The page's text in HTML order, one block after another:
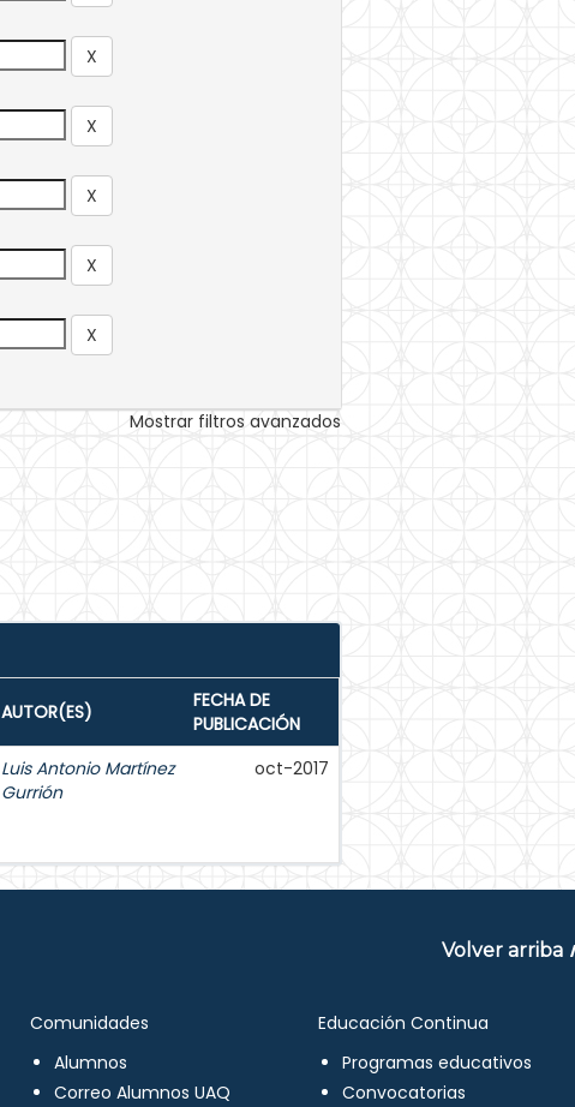
Mostrar filtros avanzados
AUTOR(ES)
FECHA DE
PUBLICACIÓN
Luis Antonio Martínez
Gurrión
oct-2017
Volver arriba
Comunidades
Alumnos
Correo Alumnos UAQ
Educación Continua
Programas educativos
Convocatorias